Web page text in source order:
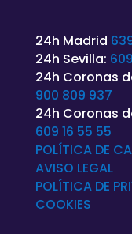
24h Madrid
24h Sevilla:
24h Coronas
900 809 937
24h Coronas
609 16 55 55
POLÍTICA DE
AVISO LEGAL
POLÍTICA DE
COOKIES